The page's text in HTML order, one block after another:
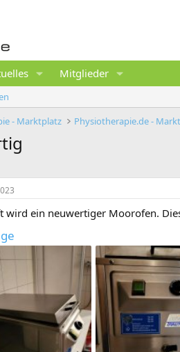
Mitglieder
- Marktplatz Physiotherapie.de -
wird ein neuwertiger Moorofen.